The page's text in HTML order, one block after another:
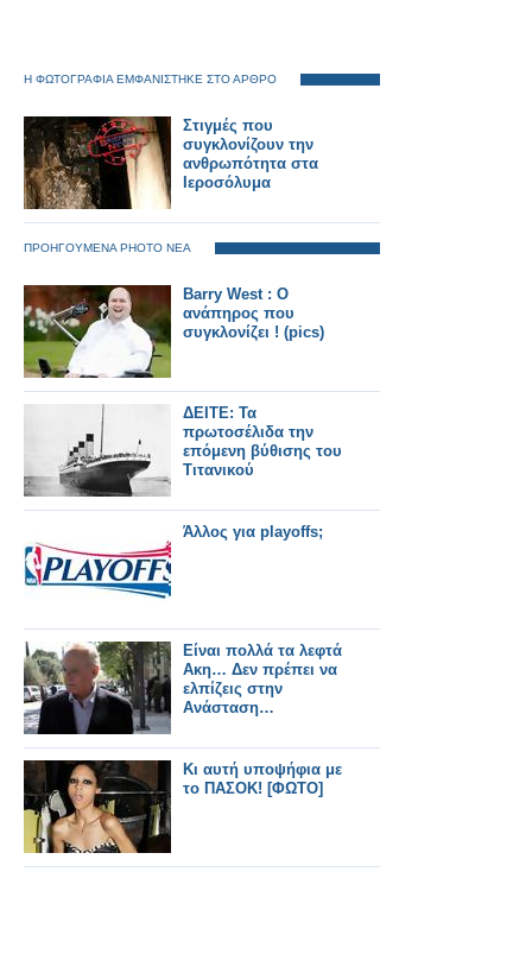
Η ΦΩΤΟΓΡΑΦΙΑ ΕΜΦΑΝΙΣΤΗΚΕ ΣΤΟ ΑΡΘΡΟ
Στιγμές που
συγκλονίζουν την
ανθρωπότητα στα
Ιεροσόλυμα
ΠΡΟΗΓΟΥΜΕΝΑ PHOTO ΝΕΑ
Barry West : O
ανάπηρος που
συγκλονίζει ! (pics)
ΔΕΙΤΕ: Τα
πρωτοσέλιδα την
επόμενη βύθισης του
Τιτανικού
Άλλος για playoffs;
Είναι πολλά τα λεφτά
Ακη… Δεν πρέπει να
ελπίζεις στην
Ανάσταση…
Κι αυτή υποψήφια με
το ΠΑΣΟΚ! [ΦΩΤΟ]